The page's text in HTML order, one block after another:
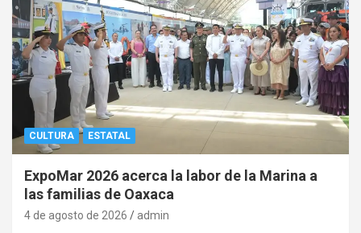
CULTURA ESTATAL
ExpoMar 2026 acerca la labor de la Marina a
las familias de Oaxaca
4 de agosto de 2026 admin